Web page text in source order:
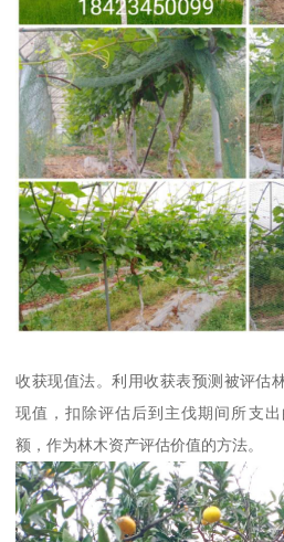
收获现值法。利用收获表预测被评估
现值，扣除评估后到主伐期间所支
额，作为林木资产评估价值的方法。